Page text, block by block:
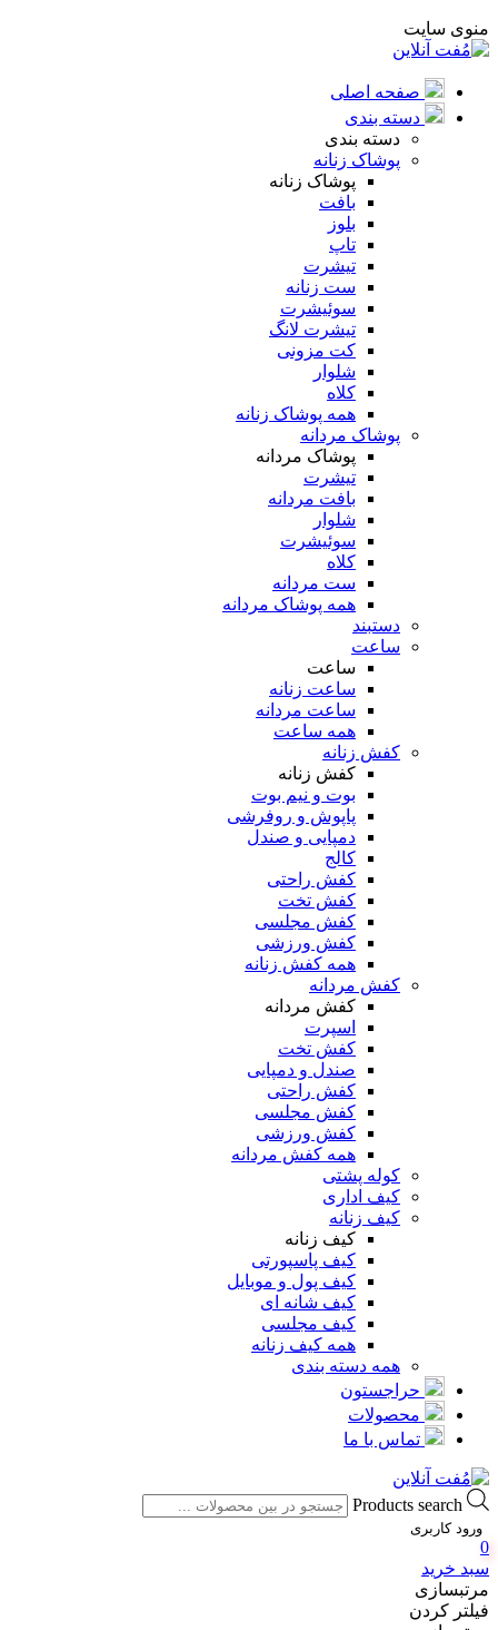
منوی سایت
صفحه اصلی
دسته بندی
دسته بندی
پوشاک زنانه
پوشاک زنانه
بافت
بلوز
تاپ
تیشرت
ست زنانه
سوئیشرت
تیشرت لانگ
کت مزونی
شلوار
کلاه
همه پوشاک زنانه
پوشاک مردانه
پوشاک مردانه
تیشرت
بافت مردانه
شلوار
سوئیشرت
کلاه
ست مردانه
همه پوشاک مردانه
دستبند
ساعت
ساعت
ساعت زنانه
ساعت مردانه
همه ساعت
کفش زنانه
کفش زنانه
بوت و نیم بوت
پاپوش و روفرشی
دمپایی و صندل
کالج
کفش راحتی
کفش تخت
کفش مجلسی
کفش ورزشی
همه کفش زنانه
کفش مردانه
کفش مردانه
اسپرت
کفش تخت
صندل و دمپایی
کفش راحتی
کفش مجلسی
کفش ورزشی
همه کفش مردانه
کوله پشتی
کیف اداری
کیف زنانه
کیف زنانه
کیف پاسپورتی
کیف پول و موبایل
کیف شانه ای
کیف مجلسی
همه کیف زنانه
همه دسته بندی
حراجستون
محصولات
تماس با ما
Products search
ورود کاربری
0
سبد خرید
مرتبسازی
فیلتر کردن